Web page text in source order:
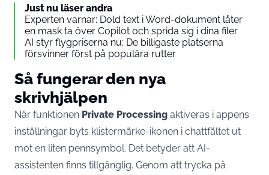
Just nu läser andra
Experten varnar: Dold text i Word-dokument låter
en mask ta över Copilot och sprida sig i dina filer
AI styr flygpriserna nu: De billigaste platserna
försvinner först på populära rutter
Så fungerar den nya
skrivhjälpen
När funktionen Private Processing aktiveras i appens
inställningar byts klistermärke-ikonen i chattfältet ut
mot en liten pennsymbol. Det betyder att AI-
assistenten finns tillgänglig. Genom att trycka på